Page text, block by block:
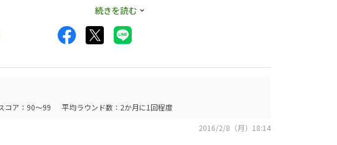
動かしてあげるような使い方に
しまうかもしれません。しか
意を。
続きを読む
コア：90～99
平均ラウンド数：2か月に1回程度
2016/2/8（月）18:14